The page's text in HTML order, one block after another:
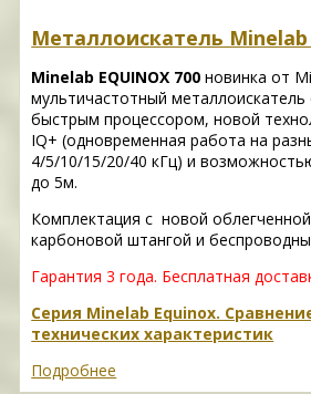
Металлоискатель Minelab
Minelab EQUINOX 700 новинка от
мультичастотный
быстрым процессором, новой
IQ+ (одновременная работа на
4/5/10/15/20/40 кГц) и
до 5м.
Комплектация с новой
карбоновой штангой и
Гарантия 3 года. Бесплатная
Серия Minelab Equinox.
технических характеристик
Подробнее